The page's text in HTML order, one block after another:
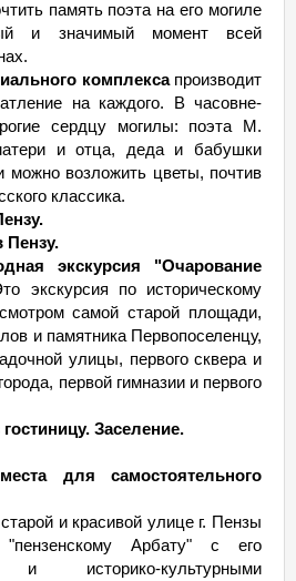
память поэта на его могиле
и значимый момент всей
комплексапроизводит
на каждого. В часовне-
сердцу могилы: поэта М.
и отца, деда и бабушки
можно возложить цветы, почтив
классика.
Пензу.
экскурсия "Очарование
экскурсия по историческому
самой старой площади,
и памятника Первопоселенцу,
улицы, первого сквера и
первой гимназии и первого
Заселение.
для самостоятельного
и красивой улице г. Пензы
Арбату" с его
и историко-культурными